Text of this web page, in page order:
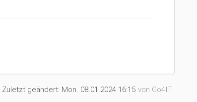
Zuletzt geändert: Mon. 08.01.2024 16:15 von Go4IT